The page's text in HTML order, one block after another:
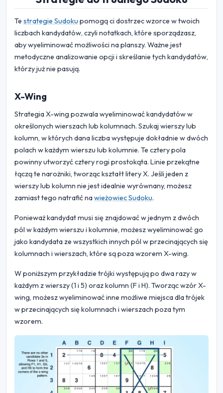
Te strategie Sudoku pomogą ci dostrzec wzorce w twoich
liczbach kandydatów, czyli notatkach, które sporządzasz,
aby wyeliminować możliwości na planszy. Ważne jest
metodyczne analizowanie opcji i skreślanie tych kandydatów,
którzy już nie pasują.
X-Wing
Strategia X-wing pozwala wyeliminować kandydatów w
określonych wierszach lub kolumnach. Szukaj wierszy lub
kolumn, w których dana liczba występuje dokładnie w dwóch
polach w każdym wierszu lub kolumnie. Te cztery pola
powinny utworzyć cztery rogi prostokąta. Linie przekątne
łączą te narożniki, tworząc kształt litery X. Jeśli jeden z
wierszy lub kolumn nie jest idealnie wyrównany, możesz
zamiast tego natrafić nawieżowiec Sudoku.
Ponieważ kandydat musi się znajdować w jednym z dwóch
pól w każdym wierszu i kolumnie, możesz wyeliminować go
jako kandydata ze wszystkich innych pól w przecinających się
kolumnach i wierszach, które są poza wzorem X-wing.
W poniższym przykładzie trójki występują po dwa razy w
każdym z wierszy (1 i 5) oraz kolumn (F i H). Tworząc wzór X-
wing, możesz wyeliminować inne możliwe miejsca dla trójek
w przecinających się kolumnach i wierszach poza tym
wzorem.